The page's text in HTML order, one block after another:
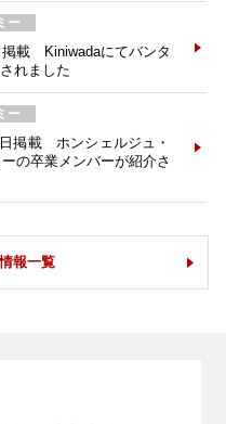
ー
掲載 Kiniwadaにてバンタ
れました
ー
掲載 ホンシェルジュ・
の卒業メンバーが紹介さ
報一覧